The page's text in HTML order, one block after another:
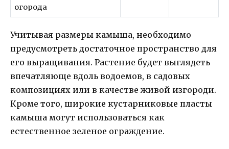
огорода
Учитывая размеры камыша, необходимо
предусмотреть достаточное пространство для
его выращивания. Растение будет выглядеть
впечатляюще вдоль водоемов, в садовых
композициях или в качестве живой изгороди.
Кроме того, широкие кустарниковые пласты
камыша могут использоваться как
естественное зеленое ограждение.